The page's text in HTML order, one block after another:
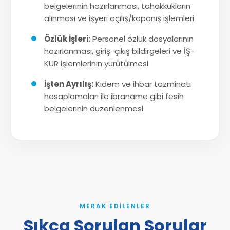
belgelerinin hazırlanması, tahakkukların
alınması ve işyeri açılış/kapanış işlemleri
Özlük İşleri:Personel özlük dosyalarının
hazırlanması, giriş-çıkış bildirgeleri ve İŞ-
KUR işlemlerinin yürütülmesi
İşten Ayrılış:Kıdem ve ihbar tazminatı
hesaplamaları ile ibraname gibi fesih
belgelerinin düzenlenmesi
MERAK EDILENLER